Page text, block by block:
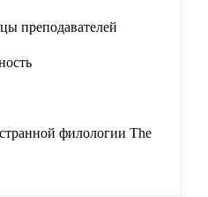
преподавателей
филологии The